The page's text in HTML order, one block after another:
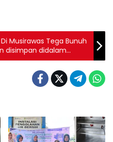
Musirawas Tega Bunuh
disimpan didalam